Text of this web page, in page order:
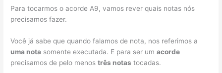
Para tocarmos o acorde A9, vamos rever quais notas nós
precisamos fazer.
Você já sabe que quando falamos de nota, nos referimos a
uma nota somente executada. E para ser umacorde
precisamos de pelo menostrês notas tocadas.